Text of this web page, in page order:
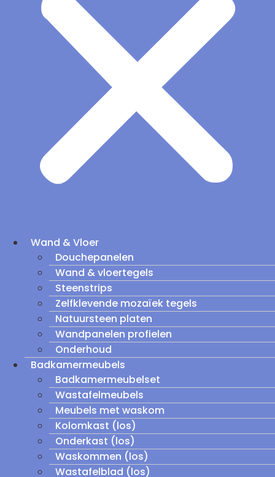
Wand & Vloer
Douchepanelen
Wand & vloertegels
Steenstrips
Zelfklevende mozaïek tegels
Natuursteen platen
Wandpanelen profielen
Onderhoud
Badkamermeubels
Badkamermeubelset
Wastafelmeubels
Meubels met waskom
Kolomkast (los)
Onderkast (los)
Waskommen (los)
Wastafelblad (los)